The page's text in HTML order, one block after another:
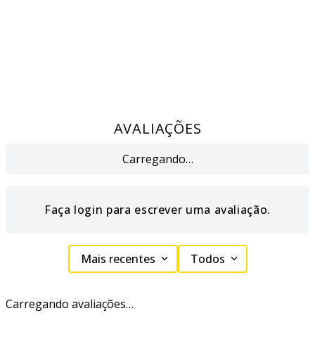
AVALIAÇÕES
Carregando…
Faça login para escrever uma avaliação.
Mais recentes Todos
Carregando avaliações…